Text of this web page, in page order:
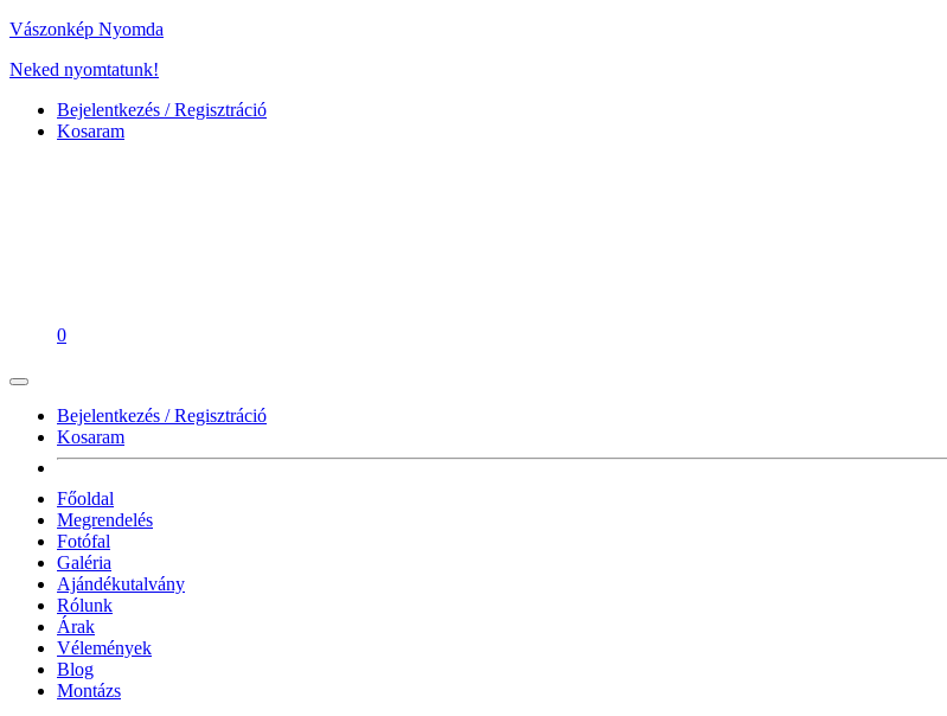
Vászonkép Nyomda
Neked nyomtatunk!
Bejelentkezés / Regisztráció
Kosaram
0
Bejelentkezés / Regisztráció
Kosaram
Főoldal
Megrendelés
Fotófal
Galéria
Ajándékutalvány
Rólunk
Árak
Vélemények
Blog
Montázs